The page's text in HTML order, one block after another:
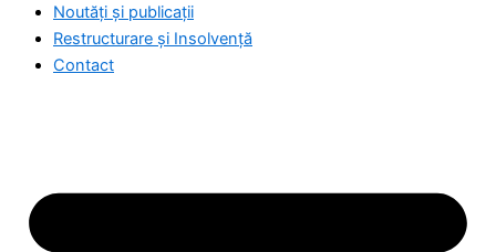
Noutăți și publicații
Restructurare și Insolvență
Contact